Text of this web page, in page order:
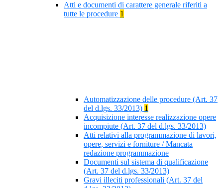
Atti e documenti di carattere generale riferiti a
tutte le procedure 1
Automatizzazione delle procedure (Art. 37
del d.lgs. 33/2013) 1
Acquisizione interesse realizzazione opere
incompiute (Art. 37 del d.lgs. 33/2013)
Atti relativi alla programmazione di lavori,
opere, servizi e forniture / Mancata
redazione programmazione
Documenti sul sistema di qualificazione
(Art. 37 del d.lgs. 33/2013)
Gravi illeciti professionali (Art. 37 del